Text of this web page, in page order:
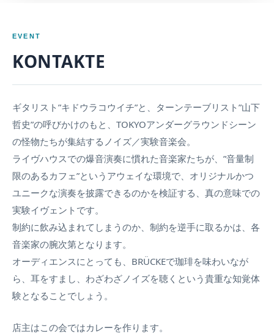
EVENT
KONTAKTE
ギタリスト”キドウラコウイチ”と、ターンテーブリスト”山下
哲史”の呼びかけのもと、TOKYOアンダーグラウンドシーン
の怪物たちが集結するノイズ／実験音楽会。
ライヴハウスでの爆音演奏に慣れた音楽家たちが、”音量制
限のあるカフェ”というアウェイな環境で、オリジナルかつ
ユニークな演奏を披露できるのかを検証する、真の意味での
実験イヴェントです。
制約に飲み込まれてしまうのか、制約を逆手に取るかは、各
音楽家の腕次第となります。
オーディエンスにとっても、BRÜCKEで珈琲を味わいなが
ら、耳をすまし、わざわざノイズを聴くという貴重な知覚体
験となることでしょう。
店主はこの会ではカレーを作ります。